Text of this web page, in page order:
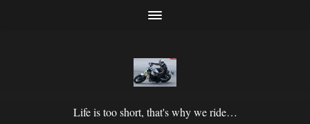
Life is too short, that's why we ride…